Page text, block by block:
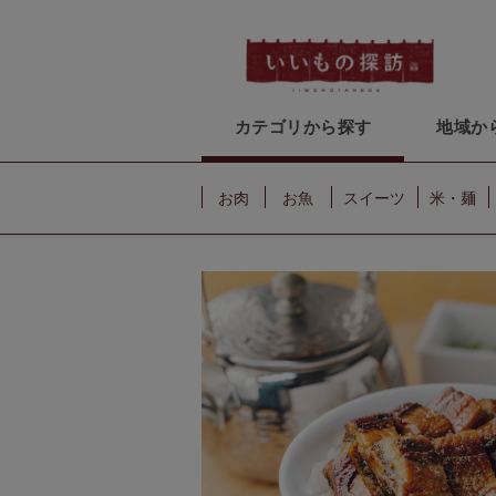
カテゴリから探す 地域か
お肉 お魚 スイーツ 米・麺